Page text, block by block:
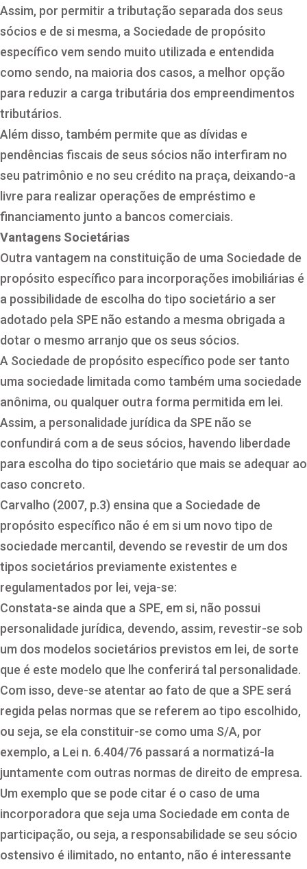
Assim, por permitir a tributação separada dos seus
sócios e de si mesma, a Sociedade de propósito
específico vem sendo muito utilizada e entendida
como sendo, na maioria dos casos, a melhor opção
para reduzir a carga tributária dos empreendimentos
tributários.
Além disso, também permite que as dívidas e
pendências fiscais de seus sócios não interfiram no
seu patrimônio e no seu crédito na praça, deixando-a
livre para realizar operações de empréstimo e
financiamento junto a bancos comerciais.
Vantagens Societárias
Outra vantagem na constituição de uma Sociedade de
propósito específico para incorporações imobiliárias é
a possibilidade de escolha do tipo societário a ser
adotado pela SPE não estando a mesma obrigada a
dotar o mesmo arranjo que os seus sócios.
A Sociedade de propósito específico pode ser tanto
uma sociedade limitada como também uma sociedade
anônima, ou qualquer outra forma permitida em lei.
Assim, a personalidade jurídica da SPE não se
confundirá com a de seus sócios, havendo liberdade
para escolha do tipo societário que mais se adequar ao
caso concreto.
Carvalho (2007, p.3) ensina que a Sociedade de
propósito específico não é em si um novo tipo de
sociedade mercantil, devendo se revestir de um dos
tipos societários previamente existentes e
regulamentados por lei, veja-se:
Constata-se ainda que a SPE, em si, não possui
personalidade jurídica, devendo, assim, revestir-se sob
um dos modelos societários previstos em lei, de sorte
que é este modelo que lhe conferirá tal personalidade.
Com isso, deve-se atentar ao fato de que a SPE será
regida pelas normas que se referem ao tipo escolhido,
ou seja, se ela constituir-se como uma S/A, por
exemplo, a Lei n. 6.404/76 passará a normatizá-la
juntamente com outras normas de direito de empresa.
Um exemplo que se pode citar é o caso de uma
incorporadora que seja uma Sociedade em conta de
participação, ou seja, a responsabilidade se seu sócio
ostensivo é ilimitado, no entanto, não é interessante